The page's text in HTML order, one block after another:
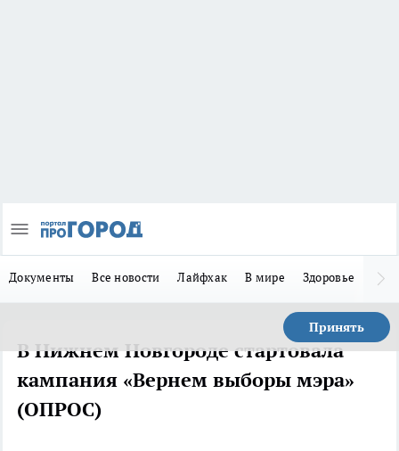
Документы Все новости Лайфхак В мире Здоровье
Принять
В Нижнем Новгороде стартовала
кампания «Вернем выборы мэра»
(ОПРОС)